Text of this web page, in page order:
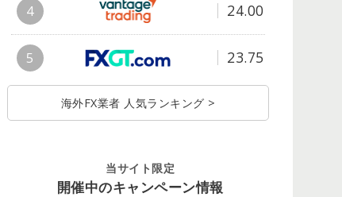
4 24.00
5 23.75
海外FX業者 人気ランキング >
当サイト限定
開催中のキャンペーン情報